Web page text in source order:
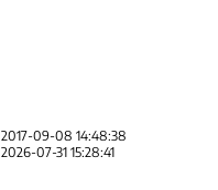
2017-09-08 14:48:38
2026-07-31 15:28:41